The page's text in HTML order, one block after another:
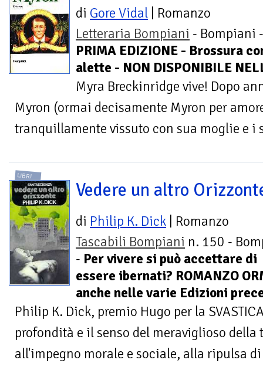
di Gore Vidal | Romanzo
Letteraria Bompiani - Bompiani -
PRIMA EDIZIONE - Brossura
alette - NON DISPONIBILE
Myra Breckinridge vive! Dopo
Myron (ormai decisamente Myron per
tranquillamente vissuto con sua moglie e i
LIBRI
Vedere un altro
di Philip K. Dick | Romanzo
Tascabili Bompiani n. 150 -
- Per vivere si può accettare di
essere ibernati? ROMANZO
anche nelle varie Edizioni
Philip K. Dick, premio Hugo per la
profondità e il senso del meraviglioso
all'impegno morale e sociale, alla ripulsa